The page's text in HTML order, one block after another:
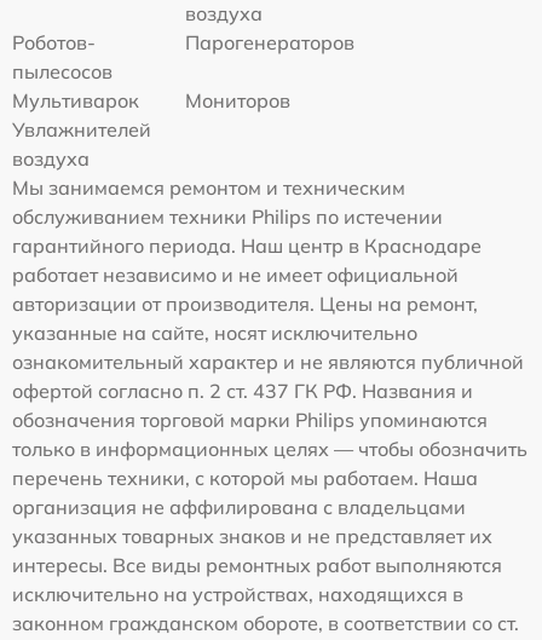
воздуха
Роботов-
пылесосов
Парогенераторов
Мультиварок
Мониторов
Увлажнителей
воздуха
Мы занимаемся ремонтом и техническим
обслуживанием техники Philips по истечении
гарантийного периода. Наш центр в Краснодаре
работает независимо и не имеет официальной
авторизации от производителя. Цены на ремонт,
указанные на сайте, носят исключительно
ознакомительный характер и не являются публичной
офертой согласно п. 2 ст. 437 ГК РФ. Названия и
обозначения торговой марки Philips упоминаются
только в информационных целях — чтобы обозначить
перечень техники, с которой мы работаем. Наша
организация не аффилирована с владельцами
указанных товарных знаков и не представляет их
интересы. Все виды ремонтных работ выполняются
исключительно на устройствах, находящихся в
законном гражданском обороте, в соответствии со ст.